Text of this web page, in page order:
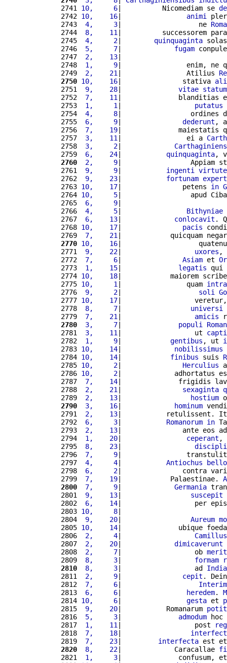
2741 10,     6|          Nicomediam se
2742 10,    16| animi
2743
4,     3|                   ne
2744
8,    11 |          successorem
2745
4,     2| quinquaginta
2746
5,     7| fugam
2747
2,    13
2748
1,     9|                enim, ne
2749
2,    21 |                Atilius
2750 10,    16|               stativa
2751
9,    28| vitae statum
2752
7,    11 |              blanditias
2753
1,     1 | putatus
2754
4,     8|                 ordines
2755
6,     9| dederunt ,
2756
7,    19|              maiestatis
2757
3,    11 |                ei a
2758
3,     2|
2759
6,    24| quinquaginta,
2760
2,     9|                 Appiam
2761
9,     9| ingenti
virtute
2762
9,    23| fortunam
2763 10,    17|               petens in
2764 10,     5|                 apud
2765
6,     9|
2766
4,     5| Bithyniae
2767
6,    13| conlocavit .
2768 10,    17| pacis
2769
7,    21 |            quicquam
2770 10,    16|
2771
9,    22| uxores ,
2772
7,     6| Asiam et
2773
1,    15| legatis qui
2774 10,    18|            maiorem
2775 10,     1 |                quam intra
2776
9,     2| soli
2777 10,    17|
2778
8,     7| universi
2779
7,    21 | amicis
2780
3,     7| populi
2781
3,    11 |                  ut
2782
1,     9| gentibus , ut
2783 10,    14| nobilissimus
2784 10,    14| finibus suis
2785 10,     2| Herculius
2786 10,     2|             adhortatus
2787
7,    14|              frigidis
2788
2,    21 | sexaginta
2789
2,    13| hostium
2790
3,    16| hominum
2791
2,    13|           retulissent.
2792
6,     3| Romanorum in
2793
2,    13|               ante eos ad
2794
1,    20| ceperant ,
2795
8,    23|
2796
7,     9|                transtulit
2797
4,     4| Antiochus
bello
2798
6,     2|               contra
2799
7,    19|            Palaestinae.
2800
7,     9| Germania
2801
9,    13| suscepit
2802
6,    14|                  per
2803 10,     8
2804
9,    20| Aureum
2805 10,    14|              ubique
2806
2,     4| Camillus
2807
2,    20| dimicaverunt
2808
2,     7|                  ob
2809
8,     3| formam
2810
8,     3|                  ad
2811
2,     9| cepit .
2812
7,     6| Interim
2813
6,     6| heredem.
2814 10,     6| gesta et
2815
9,    20|           Romanarum
2816
5,     3| admodum hoc
2817
1,    11 |                  post
2818
7,    18|
2819
7,    23| interfecta est
2820
8,    22|             Caracallae
2821
1,     3|              confusum,